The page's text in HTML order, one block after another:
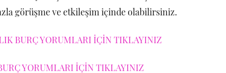
görüşme ve etkileşim içinde olabilirsiniz.
BURÇ YORUMLARI İÇİN TIKLAYINIZ
YORUMLARI İÇİN TIKLAYINIZ